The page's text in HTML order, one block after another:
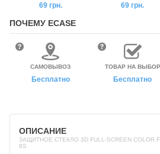
69 грн. 69 грн.
ПОЧЕМУ ECASE
САМОВЫВОЗ
Бесплатно
ТОВАР НА ВЫБОР
Бесплатно
ОПИСАНИЕ
ЗАЩИТНОЕ СТЕКЛО 3D FULL-SCREEN COLOR
8S